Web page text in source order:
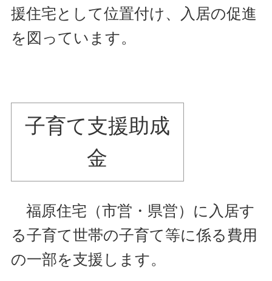
援住宅として位置付け、入居の促進
を図っています。
子育て支援助成
金
福原住宅（市営・県営）に入居す
る子育て世帯の子育て等に係る費用
の一部を支援し ます。